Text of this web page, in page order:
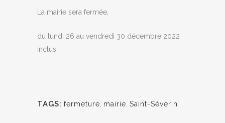
La mairie sera fermée,
du lundi 26 au vendredi 30 décembre 2022
inclus.
TAGS: fermeture mairie Saint-Séverin